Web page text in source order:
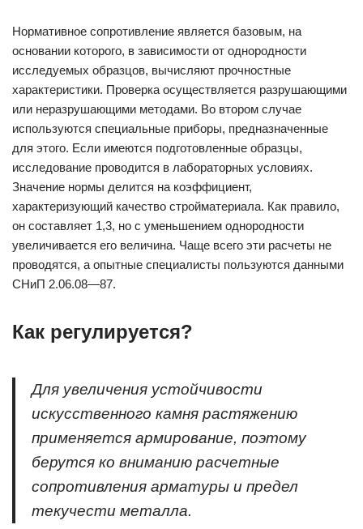
Нормативное сопротивление является базовым, на
основании которого, в зависимости от однородности
исследуемых образцов, вычисляют прочностные
характеристики. Проверка осуществляется разрушающими
или неразрушающими методами. Во втором случае
используются специальные приборы, предназначенные
для этого. Если имеются подготовленные образцы,
исследование проводится в лабораторных условиях.
Значение нормы делится на коэффициент,
характеризующий качество стройматериала. Как правило,
он составляет 1,3, но с уменьшением однородности
увеличивается его величина. Чаще всего эти расчеты не
проводятся, а опытные специалисты пользуются данными
СНиП 2.06.08—87.
Как регулируется?
Для увеличения устойчивости
искусственного камня растяжению
применяется армирование, поэтому
берутся ко вниманию расчетные
сопротивления арматуры и предел
текучести металла.